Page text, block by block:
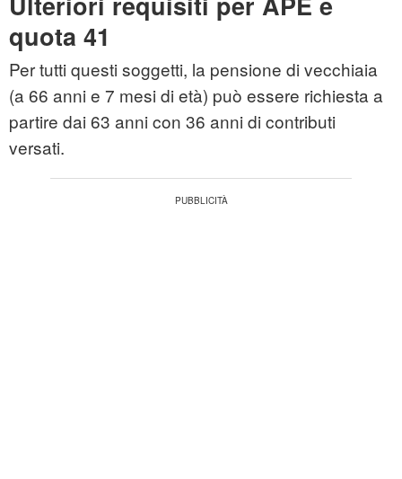
quota 41
Per tutti questi soggetti, la pensione di vecchiaia
(a 66 anni e 7 mesi di età) può essere richiesta a
partire dai 63 anni con 36 anni di contributi
versati.